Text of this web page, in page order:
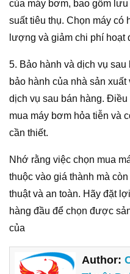
của máy bơm, bao gồm
suất tiêu thụ. Chọn máy có
lượng và giảm chi phí hoạt
5. Bảo hành và dịch vụ
bảo hành của nhà sản
dịch vụ sau bán hàng.
mua máy bơm hỏa tiễn và
cần thiết.
Nhớ rằng việc chọn mua
thuộc vào giá thành mà
thuật và an toàn. Hãy đặt
hàng đầu để chọn được
của
Author: